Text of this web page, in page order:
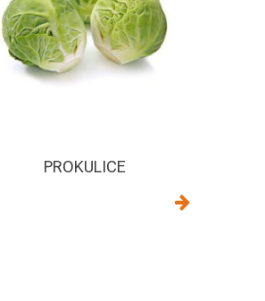
PROKULICE